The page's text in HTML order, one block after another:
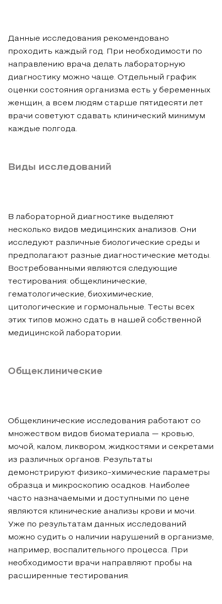
Данные исследования рекомендовано
проходить каждый год. При необходимости по
направлению врача делать лабораторную
диагностику можно чаще. Отдельный график
оценки состояния организма есть у беременных
женщин, а всем людям старше пятидесяти лет
врачи советуют сдавать клинический минимум
каждые полгода.
Виды исследований
В лабораторной диагностике выделяют
несколько видов медицинских анализов. Они
исследуют различные биологические среды и
предполагают разные диагностические методы.
Востребованными являются следующие
тестирования: общеклинические,
гематологические, биохимические,
цитологические и гормональные. Тесты всех
этих типов можно сдать в нашей собственной
медицинской лаборатории.
Общеклинические
Общеклинические исследования работают со
множеством видов биоматериала — кровью,
мочой, калом, ликвором, жидкостями и секретами
из различных органов. Результаты
демонстрируют физико-химические параметры
образца и микроскопию осадков. Наиболее
часто назначаемыми и доступными по цене
являются клинические анализы крови и мочи.
Уже по результатам данных исследований
можно судить о наличии нарушений в организме,
например, воспалительного процесса. При
необходимости врачи направляют пробы на
расширенные тестирования.